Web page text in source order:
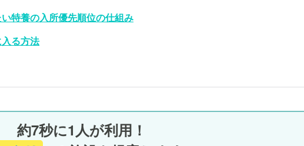
特養の入所優先順位の仕組み
る方法
約7秒に1人が利用！